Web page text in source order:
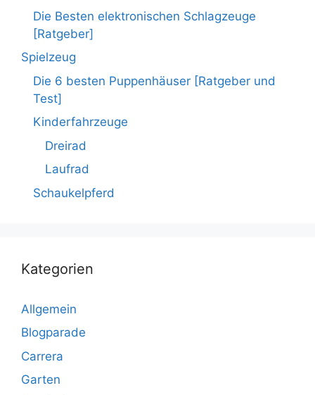
Die Besten elektronischen Schlagzeuge
[Ratgeber]
Spielzeug
Die 6 besten Puppenhäuser [Ratgeber und
Test]
Kinderfahrzeuge
Dreirad
Laufrad
Schaukelpferd
Kategorien
Allgemein
Blogparade
Carrera
Garten